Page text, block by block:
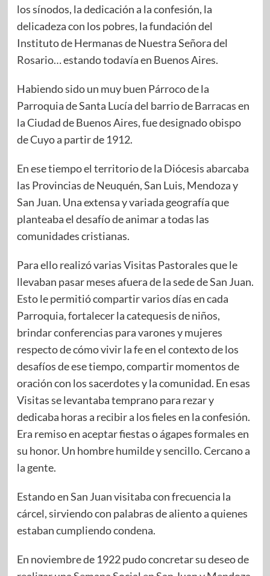
los sínodos, la dedicación a la confesión, la
delicadeza con los pobres, la fundación del
Instituto de Hermanas de Nuestra Señora del
Rosario… estando todavía en Buenos Aires.
Habiendo sido un muy buen Párroco de la
Parroquia de Santa Lucía del barrio de Barracas en
la Ciudad de Buenos Aires, fue designado obispo
de Cuyo a partir de 1912.
En ese tiempo el territorio de la Diócesis abarcaba
las Provincias de Neuquén, San Luis, Mendoza y
San Juan. Una extensa y variada geografía que
planteaba el desafío de animar a todas las
comunidades cristianas.
Para ello realizó varias Visitas Pastorales que le
llevaban pasar meses afuera de la sede de San Juan.
Esto le permitió compartir varios días en cada
Parroquia, fortalecer la catequesis de niños,
brindar conferencias para varones y mujeres
respecto de cómo vivir la fe en el contexto de los
desafíos de ese tiempo, compartir momentos de
oración con los sacerdotes y la comunidad. En esas
Visitas se levantaba temprano para rezar y
dedicaba horas a recibir a los fieles en la confesión.
Era remiso en aceptar fiestas o ágapes formales en
su honor. Un hombre humilde y sencillo. Cercano a
la gente.
Estando en San Juan visitaba con frecuencia la
cárcel, sirviendo con palabras de aliento a quienes
estaban cumpliendo condena.
En noviembre de 1922 pudo concretar su deseo de